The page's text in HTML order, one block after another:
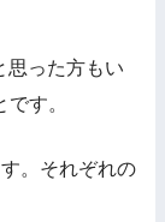
思った方もい
す。
。それぞれの